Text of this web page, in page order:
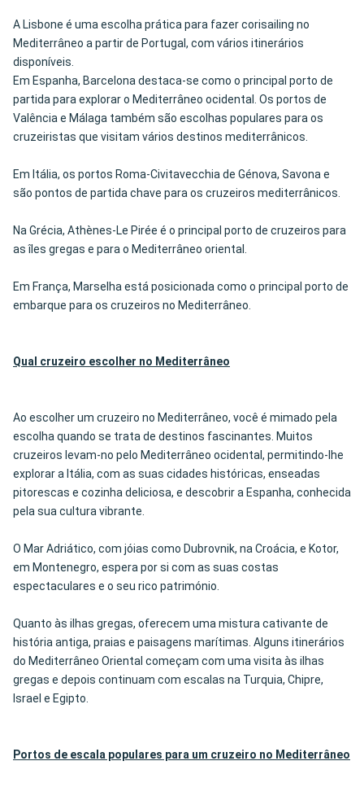
A Lisbone é uma escolha prática para fazer corisailing no
Mediterrâneo a partir de Portugal, com vários itinerários
disponíveis.
Em Espanha, Barcelona destaca-se como o principal porto de
partida para explorar o Mediterrâneo ocidental. Os portos de
Valência e Málaga também são escolhas populares para os
cruzeiristas que visitam vários destinos mediterrânicos.
Em Itália, os portos Roma-Civitavecchia de Génova, Savona e
são pontos de partida chave para os cruzeiros mediterrânicos.
Na Grécia, Athènes-Le Pirée é o principal porto de cruzeiros para
as îles gregas e para o Mediterrâneo oriental.
Em França, Marselha está posicionada como o principal porto de
embarque para os cruzeiros no Mediterrâneo.
Qual cruzeiro escolher no Mediterrâneo
Ao escolher um cruzeiro no Mediterrâneo, você é mimado pela
escolha quando se trata de destinos fascinantes. Muitos
cruzeiros levam-no pelo Mediterrâneo ocidental, permitindo-lhe
explorar a Itália, com as suas cidades históricas, enseadas
pitorescas e cozinha deliciosa, e descobrir a Espanha, conhecida
pela sua cultura vibrante.
O Mar Adriático, com jóias como Dubrovnik, na Croácia, e Kotor,
em Montenegro, espera por si com as suas costas
espectaculares e o seu rico património.
Quanto às ilhas gregas, oferecem uma mistura cativante de
história antiga, praias e paisagens marítimas. Alguns itinerários
do Mediterrâneo Oriental começam com uma visita às ilhas
gregas e depois continuam com escalas na Turquia, Chipre,
Israel e Egipto.
Portos de escala populares para um cruzeiro no Mediterrâneo